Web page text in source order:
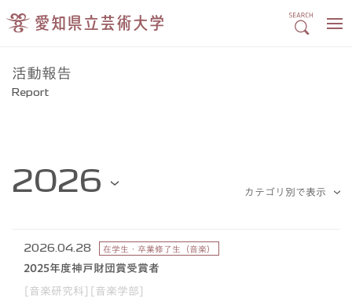
活動報告
Report
2026.04.28 在学生・卒業修了生（音楽）
2025年度神戸財団賞受賞者
[音楽研究科][音楽学部]